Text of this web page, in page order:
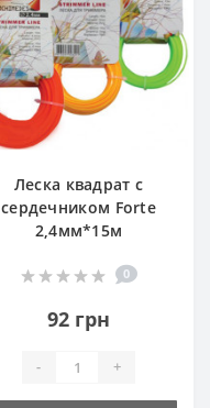
Леска квадрат с
сердечником Forte
2,4мм*15м
0
92 грн
- +